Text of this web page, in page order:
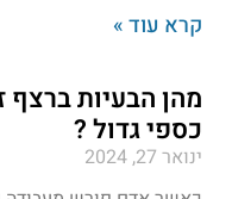
קרא עוד »
מהן הבעיות ברצף
כספי גדול ?
ינואר 27, 2024